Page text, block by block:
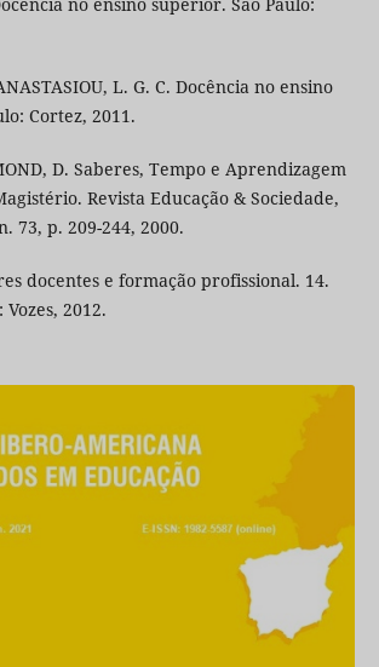
L. G. C. Docência no ensino
Cortez, 2011.
D. Saberes, Tempo e Aprendizagem
Revista Educação & Sociedade,
73, p. 209-244, 2000.
docentes e formação profissional. 14.
2012.